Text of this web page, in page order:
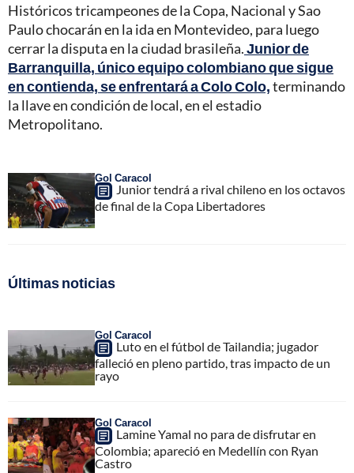
Históricos tricampeones de la Copa, Nacional y Sao
Paulo chocarán en la ida en Montevideo, para luego
cerrar la disputa en la ciudad brasileña.Junior de
Barranquilla, único equipo colombiano que sigue
en contienda, se enfrentará a Colo Colo,terminando
la llave en condición de local, en el estadio
Metropolitano.
Gol Caracol
Junior tendrá a rival chileno en los octavos
de final de la Copa Libertadores
Últimas noticias
Gol Caracol
Luto en el fútbol de Tailandia; jugador
falleció en pleno partido, tras impacto de un
rayo
Gol Caracol
Lamine Yamal no para de disfrutar en
Colombia; apareció en Medellín con Ryan
Castro